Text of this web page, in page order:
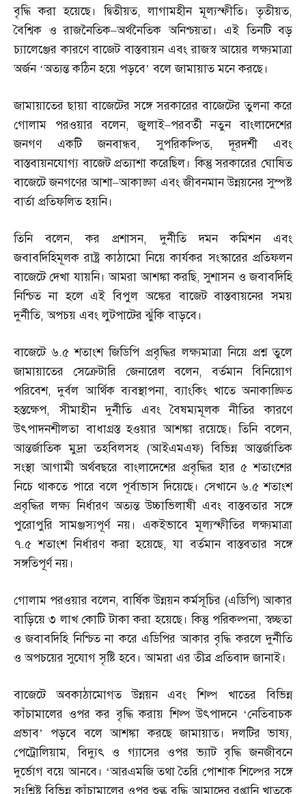
বৃদ্ধি করা হয়েছে। দ্বিতীয়ত,লাগামহীন মূল্যস্ফীতি। তৃতীয়ত,
বৈশ্বিক ও রাজনৈতিক–অর্থনৈতিক অনিশ্চয়তা। এই তিনটি বড়
চ্যালেঞ্জের কারণে বাজেট বাস্তবায়ন এবং রাজস্ব আয়ের লক্ষ্যমাত্রা
অর্জন ‘অত্যন্ত কঠিন হয়ে পড়বে’ বলে জামায়াত মনে করছে।
জামায়াতের ছায়া বাজেটের সঙ্গে সরকারের বাজেটের তুলনা করে
গোলাম পরওয়ার বলেন,জুলাই–পরবর্তী নতুন বাংলাদেশের
জনগণ একটি জনবান্ধব,সুপরিকল্পিত,দূরদর্শী এবং
বাস্তবায়নযোগ্য বাজেট প্রত্যাশা করেছিল। কিন্তু সরকারের ঘোষিত
বাজেটে জনগণের আশা–আকাঙ্ক্ষা এবং জীবনমান উন্নয়নের সুস্পষ্ট
বার্তা প্রতিফলিত হয়নি।
তিনি বলেন,কর প্রশাসন,দুর্নীতি দমন কমিশন এবং
জবাবদিহিমূলক রাষ্ট্র কাঠামো নিয়ে কার্যকর সংস্কারের প্রতিফলন
বাজেটে দেখা যায়নি। আমরা আশঙ্কা করছি,সুশাসন ও জবাবদিহি
নিশ্চিত না হলে এই বিপুল অঙ্কের বাজেট বাস্তবায়নের সময়
দুর্নীতি,অপচয় এবং লুটপাটের ঝুঁকি বাড়বে।
বাজেটে ৬.৫ শতাংশ জিডিপি প্রবৃদ্ধির লক্ষ্যমাত্রা নিয়ে প্রশ্ন তুলে
জামায়াতের সেক্রেটারি জেনারেল বলেন,বর্তমান বিনিয়োগ
পরিবেশ,দুর্বল আর্থিক ব্যবস্থাপনা,ব্যাংকিং খাতে অনাকাঙ্ক্ষিত
হস্তক্ষেপ,সীমাহীন দুর্নীতি এবং বৈষম্যমূলক নীতির কারণে
উৎপাদনশীলতা বাধাগ্রস্ত হওয়ার আশঙ্কা রয়েছে। তিনি বলেন,
আন্তর্জাতিক মুদ্রা তহবিলসহ (আইএমএফ)বিভিন্ন আন্তর্জাতিক
সংস্থা আগামী অর্থবছরে বাংলাদেশের প্রবৃদ্ধির হার ৫ শতাংশের
নিচে থাকতে পারে বলে পূর্বাভাস দিয়েছে। সেখানে ৬.৫ শতাংশ
প্রবৃদ্ধির লক্ষ্য নির্ধারণ অত্যন্ত উচ্চাভিলাষী এবং বাস্তবতার সঙ্গে
পুরোপুরি সামঞ্জস্যপূর্ণ নয়। একইভাবে মূল্যস্ফীতির লক্ষ্যমাত্রা
৭.৫ শতাংশ নির্ধারণ করা হয়েছে,যা বর্তমান বাস্তবতার সঙ্গে
সঙ্গতিপূর্ণ নয়।
গোলাম পরওয়ার বলেন,বার্ষিক উন্নয়ন কর্মসূচির (এডিপি)আকার
বাড়িয়ে ৩ লাখ কোটি টাকা করা হয়েছে। কিন্তু পরিকল্পনা,স্বচ্ছতা
ও জবাবদিহি নিশ্চিত না করে এডিপির আকার বৃদ্ধি করলে দুর্নীতি
ও অপচয়ের সুযোগ সৃষ্টি হবে। আমরা এর তীব্র প্রতিবাদ জানাই।
বাজেটে অবকাঠামোগত উন্নয়ন এবং শিল্প খাতের বিভিন্ন
কাঁচামালের ওপর কর বৃদ্ধি করায় শিল্প উৎপাদনে ‘নেতিবাচক
প্রভাব’ পড়বে বলে আশঙ্কা করছে জামায়াত। দলটির ভাষ্য,
পেট্রোলিয়াম,বিদ্যুৎ ও গ্যাসের ওপর ভ্যাট বৃদ্ধি জনজীবনে
দুর্ভোগ বয়ে আনবে। ‘আরএমজি তথা তৈরি পোশাক শিল্পের সঙ্গে
সংশ্লিষ্ট বিভিন্ন কাঁচামালের ওপর শুল্ক বৃদ্ধি আমাদের রপ্তানি খাতকে